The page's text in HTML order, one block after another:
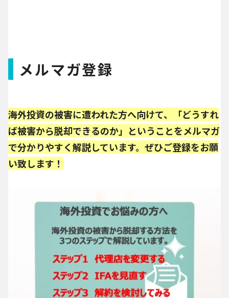
メルマガ登録
海外投資の被害に遭われた方へ向けて、「どうすれ
ば被害から脱却できるのか」ということをメルマガ
で分かりやすく解説しています。ぜひご登録をお願
い致します！